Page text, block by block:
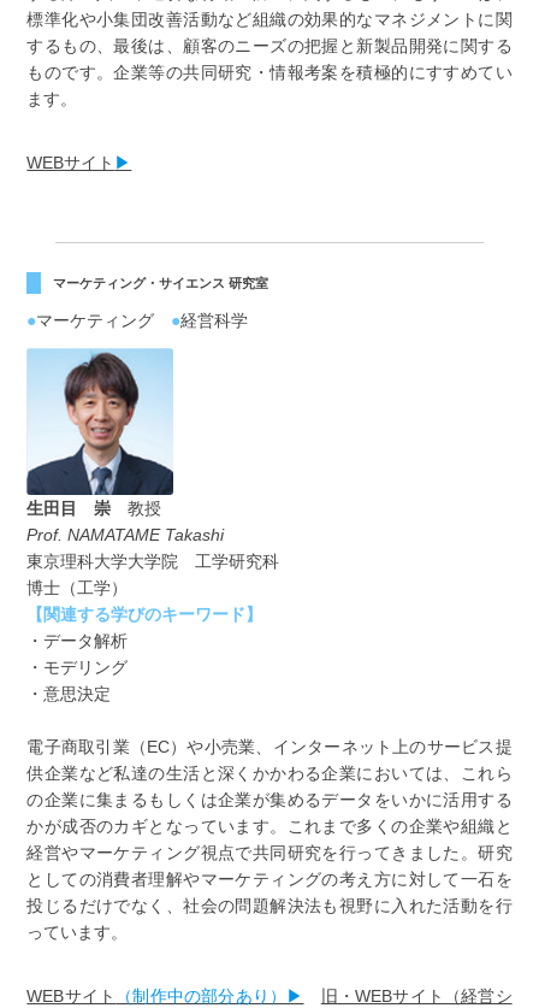
標準化や小集団改善活動など組織の効果的なマネジメントに関
するもの、最後は、顧客のニーズの把握と新製品開発に関する
ものです。企業等の共同研究・情報考案を積極的にすすめてい
ます。
WEBサイト ▶
マーケティング・サイエンス 研究室
●マーケティング ●経営科学
生田目 崇 教授
Prof. NAMATAME Takashi
東京理科大学大学院 工学研究科
博士（工学）
【関連する学びのキーワード】
・データ解析
・モデリング
・意思決定
電子商取引業（EC）や小売業、インターネット上のサービス提
供企業など私達の生活と深くかかわる企業においては、これら
の企業に集まるもしくは企業が集めるデータをいかに活用する
かが成否のカギとなっています。これまで多くの企業や組織と
経営やマーケティング視点で共同研究を行ってきました。研究
としての消費者理解やマーケティングの考え方に対して一石を
投じるだけでなく、社会の問題解決法も視野に入れた活動を行
っています。
WEBサイト （制作中の部分あり）▶
旧・WEBサイト（経営シ